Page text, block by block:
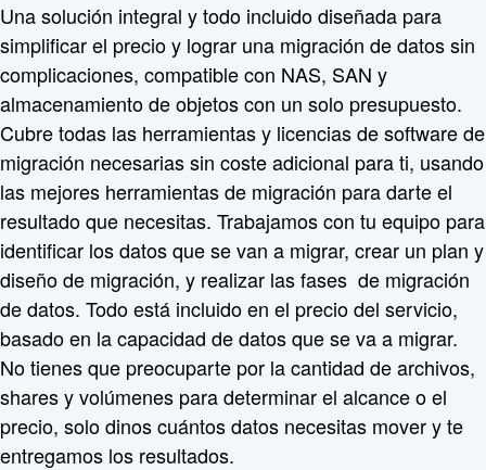
Una solución integral y todo incluido diseñada para
simplificar el precio y lograr una migración de datos sin
complicaciones, compatible con NAS, SAN y
almacenamiento de objetos con un solo presupuesto.
Cubre todas las herramientas y licencias de software de
migración necesarias sin coste adicional para ti, usando
las mejores herramientas de migración para darte el
resultado que necesitas. Trabajamos con tu equipo para
identificar los datos que se van a migrar, crear un plan y
diseño de migración, y realizar las fases de migración
de datos. Todo está incluido en el precio del servicio,
basado en la capacidad de datos que se va a migrar.
No tienes que preocuparte por la cantidad de archivos,
shares y volúmenes para determinar el alcance o el
precio, solo dinos cuántos datos necesitas mover y te
entregamos los resultados.